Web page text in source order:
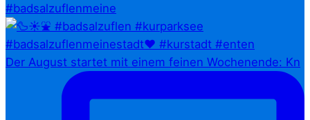
#badsalzuflenmeine
Der August startet mit einem feinen Wochenende: Kn